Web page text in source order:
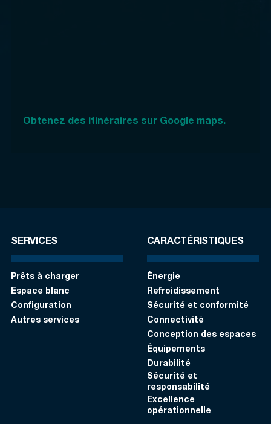
Obtenez des itinéraires sur Google maps.
SERVICES
Prêts à charger
Espace blanc
Configuration
Autres services
CARACTÉRISTIQUES
Énergie
Refroidissement
Sécurité et conformité
Connectivité
Conception des espaces
Équipements
Durabilité
Sécurité et
responsabilité
Excellence
opérationnelle